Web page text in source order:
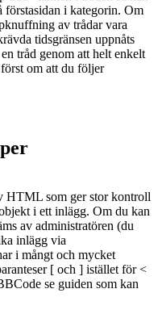
i kategorin. Om
av trådar vara
tidsgränsen uppnåts
tråd genom att helt enkelt
om att du följer
HTML som ger stor kontroll
i ett inlägg. Om du kan
av administratören (du
inlägg via
i mångt och mycket
[ och ] istället för <
se guiden som kan